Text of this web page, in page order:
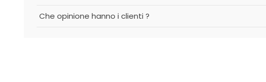
Che opinione hanno i clienti ?